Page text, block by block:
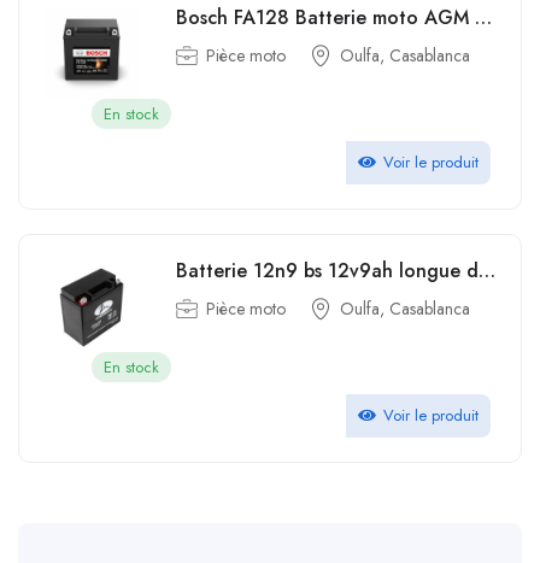
Bosch FA128 Batterie moto AGM 12V 100A 9Ah
Pièce moto Oulfa, Casablanca
En stock
Voir le produit
Batterie 12n9 bs 12v9ah longue durée de vie de la moto au plomb-acide noire scellée 12V 9Ah haute performance
Pièce moto Oulfa, Casablanca
En stock
Voir le produit